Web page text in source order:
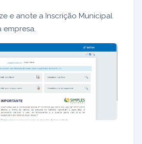
e anote a Inscrição Municipal
empresa.